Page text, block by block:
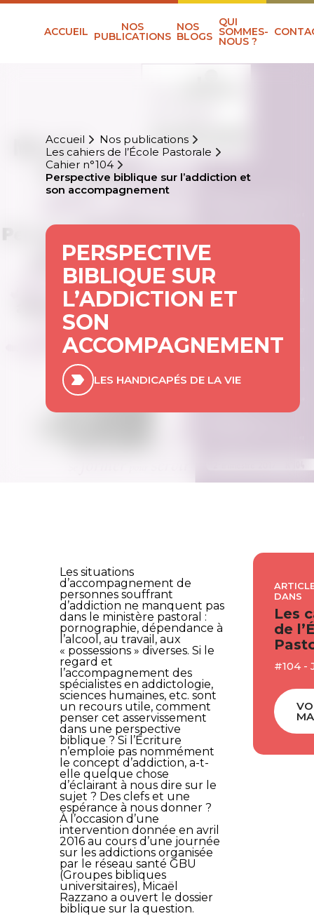
ACCUEIL NOS
PUBLICATIONS
NOS
BLOGS
QUI
SOMMES-
NOUS ?
Accueil
Nos publications
Les cahiers de l’École Pastorale
Cahier n°104
Perspective biblique sur l’addiction et
son accompagnement
PERSPECTIVE
BIBLIQUE SUR
L’ADDICTION ET
SON
ACCOMPAGNEMENT
LES HANDICAPÉS DE LA VIE
Les situations
d’accompagnement de
personnes souffrant
d’addiction ne manquent pas
dans le ministère pastoral :
pornographie, dépendance à
l’alcool, au travail, aux
« possessions » diverses. Si le
regard et
l’accompagnement des
spécialistes en addictologie,
sciences humaines, etc. sont
un recours utile, comment
penser cet asservissement
dans une perspective
biblique ? Si l’Écriture
n’emploie pas nommément
le concept d’addiction, a-t-
elle quelque chose
d’éclairant à nous dire sur le
sujet ? Des clefs et une
espérance à nous donner ?
À l’occasion d’une
intervention donnée en avril
2016 au cours d’une journée
sur les addictions organisée
par le réseau santé GBU
(Groupes bibliques
universitaires), Micaël
Razzano a ouvert le dossier
biblique sur la question.
DANS
Les
de
#104 -